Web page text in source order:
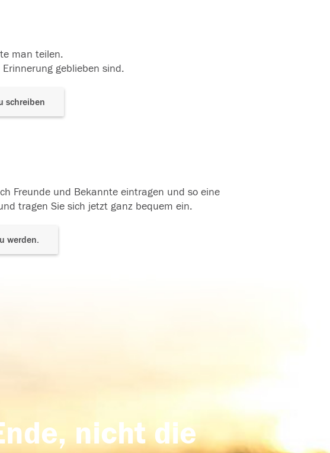
man teilen.
geblieben sind.
schreiben
Freunde und Bekannte eintragen und so eine
tragen Sie sich jetzt ganz bequem ein.
werden.
nicht die